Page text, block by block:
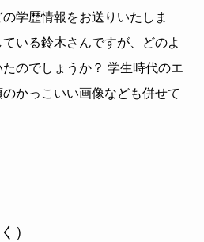
学歴情報をお送りいたしま
いる鈴木さんですが、どのよ
のでしょうか？ 学生時代のエ
かっこいい画像なども併せて
）